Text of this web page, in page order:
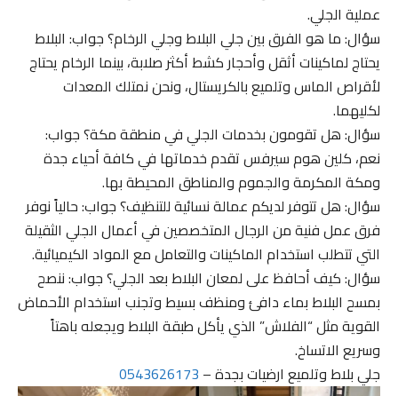
عملية الجلي.
سؤال: ما هو الفرق بين جلي البلاط وجلي الرخام؟ جواب: البلاط
يحتاج لماكينات أثقل وأحجار كشط أكثر صلابة، بينما الرخام يحتاج
لأقراص الماس وتلميع بالكريستال، ونحن نمتلك المعدات
لكليهما.
سؤال: هل تقومون بخدمات الجلي في منطقة مكة؟ جواب:
نعم، كلين هوم سيرفس تقدم خدماتها في كافة أحياء جدة
ومكة المكرمة والجموم والمناطق المحيطة بها.
سؤال: هل تتوفر لديكم عمالة نسائية للتنظيف؟ جواب: حالياً نوفر
فرق عمل فنية من الرجال المتخصصين في أعمال الجلي الثقيلة
التي تتطلب استخدام الماكينات والتعامل مع المواد الكيميائية.
سؤال: كيف أحافظ على لمعان البلاط بعد الجلي؟ جواب: ننصح
بمسح البلاط بماء دافئ ومنظف بسيط وتجنب استخدام الأحماض
القوية مثل “الفلاش” الذي يأكل طبقة البلاط ويجعله باهتاً
وسريع الاتساخ.
جلي بلاط وتلميع ارضيات بجدة –0543626173